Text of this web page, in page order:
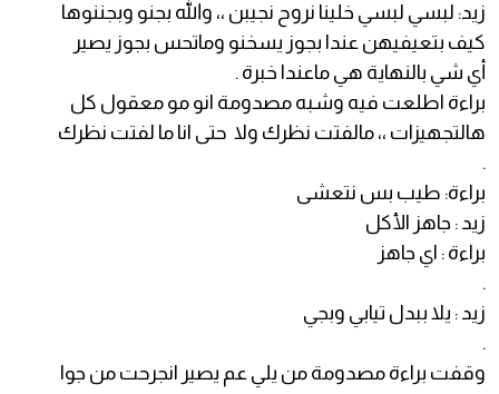
زيد: لبسي لبسي خلينا نروح نجيبن ،، والله بجنو وبجننوها
كيف بتعيفيهن عندا بجوز يسخنو وماتحس بجوز يصير
أي شي بالنهاية هي ماعندا خبرة .
براءة اطلعت فيه وشبه مصدومة انو مو معقول كل
هالتجهيزات ،، مالفتت نظرك ولا حتى انا ما لفتت نظرك
.
براءة: طيب بس نتعشى
زيد : جاهز الأكل
براءة : اي جاهز
.
زيد : يلا ببدل تيابي وبجي
.
وقفت براءة مصدومة من يلي عم يصير انجرحت من جوا